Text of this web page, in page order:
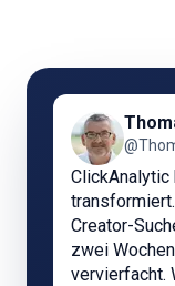
ClickAnalytic
Creator-
zwei
vervierfacht.